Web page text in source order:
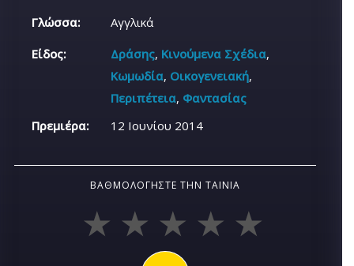
Γλώσσα:
Αγγλικά
Είδος:
Δράσης, Κινούμενα Σχέδια,
Κωμωδία, Οικογενειακή,
Περιπέτεια, Φαντασίας
Πρεμιέρα:
12 Ιουνίου 2014
ΒΑΘΜΟΛΟΓΉΣΤΕ ΤΗΝ ΤΑΙΝΊΑ